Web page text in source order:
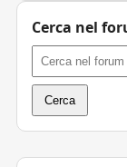
Cerca nel
Cerca